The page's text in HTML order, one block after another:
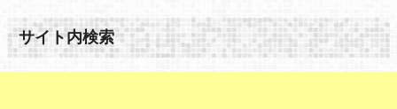
サイト内検索